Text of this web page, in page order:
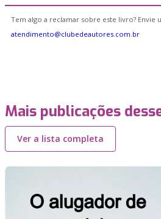
Tem algo a reclamar sobre este livro? Envie
atendimento@clubedeautores.com.br
Mais publicações
Ver a lista completa